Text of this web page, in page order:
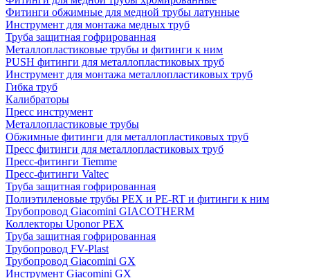
Фитинги обжимные для медной трубы латунные
Инструмент для монтажа медных труб
Труба защитная гофрированная
Металлопластиковые трубы и фитинги к ним
PUSH фитинги для металлопластиковых труб
Инструмент для монтажа металлопластиковых труб
Гибка труб
Калибраторы
Пресс инструмент
Металлопластиковые трубы
Обжимные фитинги для металлопластиковых труб
Пресс фитинги для металлопластиковых труб
Пресс-фитинги Tiemme
Пресс-фитинги Valtec
Труба защитная гофрированная
Полиэтиленовые трубы PEX и PE-RT и фитинги к ним
Трубопровод Giacomini GIACOTHERM
Коллекторы Uponor PEX
Труба защитная гофрированная
Трубопровод FV-Plast
Трубопровод Giacomini GX
Инструмент Giacomini GX